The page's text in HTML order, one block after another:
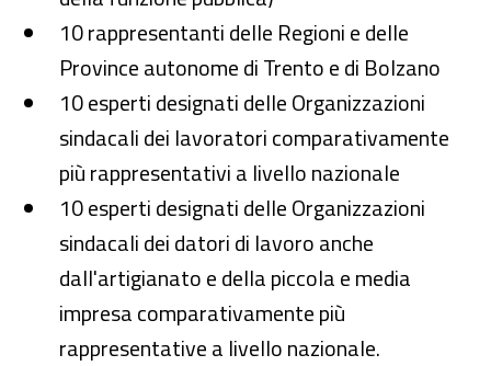
10 rappresentanti delle Regioni e delle
Province autonome di Trento e di Bolzano
10 esperti designati delle Organizzazioni
sindacali dei lavoratori comparativamente
più rappresentativi a livello nazionale
10 esperti designati delle Organizzazioni
sindacali dei datori di lavoro anche
dall'artigianato e della piccola e media
impresa comparativamente più
rappresentative a livello nazionale.